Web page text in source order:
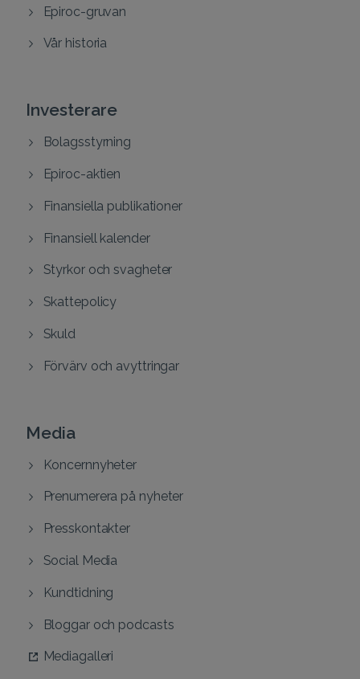
Epiroc-gruvan
Vår historia
Investerare
Bolagsstyrning
Epiroc-aktien
Finansiella publikationer
Finansiell kalender
Styrkor och svagheter
Skattepolicy
Skuld
Förvärv och avyttringar
Media
Koncernnyheter
Prenumerera på nyheter
Presskontakter
Social Media
Kundtidning
Bloggar och podcasts
Mediagalleri